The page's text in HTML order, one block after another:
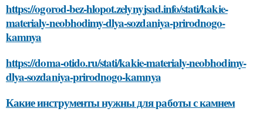
https://ogorod-bez-hlopot.zelynyjsad.info/stati/kakie-
materialy-neobhodimy-dlya-sozdaniya-prirodnogo-
kamnya
https://doma-otido.ru/stati/kakie-materialy-neobhodimy-
dlya-sozdaniya-prirodnogo-kamnya
Какие инструменты нужны для работы с камнем